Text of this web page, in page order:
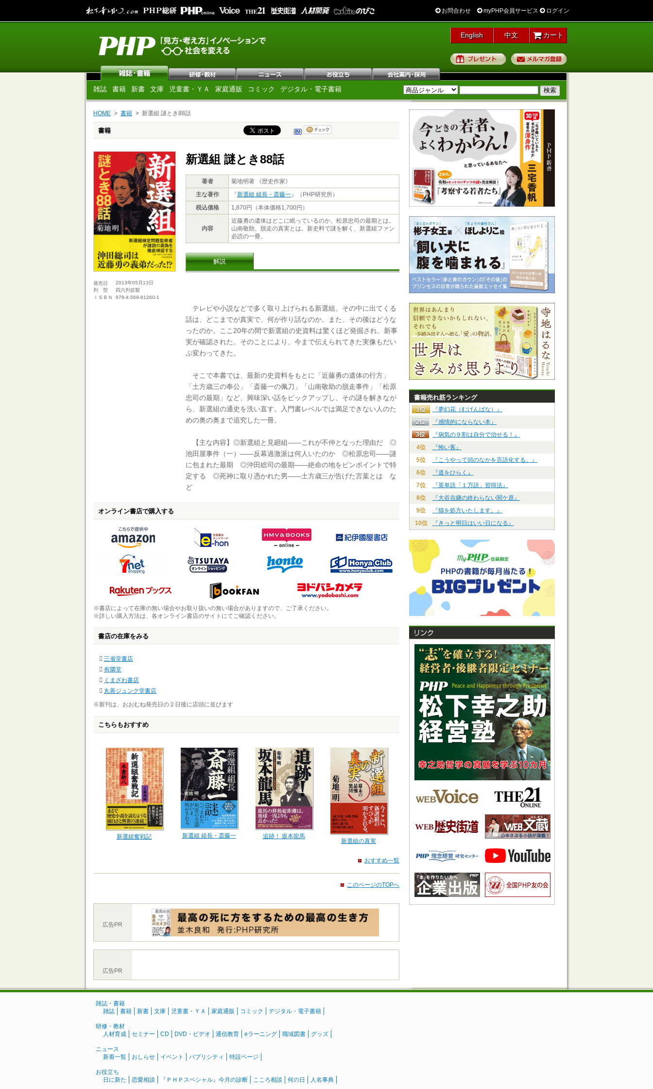
お問合わせ myPHP会員サービス ログイン
English 中文 カート
プレゼント
雑誌 書籍 新書 文庫 児童書・ＹＡ 家庭通販 コミック デジタル・電子書籍
HOME 書籍 新選組 謎とき88話
書籍
発売日
2013年05月13日
判 型
四六判並製
ＩＳＢＮ
978-4-569-81260-1
新選組 謎とき88話
著者
菊地明著 《歴史作家》
主な著作
『新選組 組長・斎藤一』（PHP研究所）
税込価格
1,870円（本体価格1,700円）
内容
近藤勇の遺体はどこに眠っているのか。松原忠司の最期とは。
山南敬助、脱走の真実とは。新史料で謎を解く、新選組ファン
必読の一冊。
解説
テレビや小説などで多く取り上げられる新選組。その中に出てくる
話は、どこまでが真実で、何が作り話なのか。また、その後はどうな
ったのか。ここ20年の間で新選組の史資料は驚くほど発掘され、新事
実が確認された。そのことにより、今まで伝えられてきた実像もだい
ぶ変わってきた。
そこで本書では、最新の史資料をもとに「近藤勇の遺体の行方」
「土方歳三の奉公」「斎藤一の佩刀」「山南敬助の脱走事件」「松原
忠司の最期」など、興味深い話をピックアップし、その謎を解きなが
ら、新選組の通史を洗い直す。入門書レベルでは満足できない人のた
めの奥の奥まで追究した一冊。
【主な内容】◎新選組と見廻組――これが不仲となった理由だ ◎
池田屋事件（一）――反幕過激派は何人いたのか ◎松原忠司――謎
に包まれた最期 ◎沖田総司の最期――絶命の地をピンポイントで特
定する ◎死神に取り憑かれた男――土方歳三が告げた言葉とは な
ど
オンライン書店で購入する
※書店によって在庫の無い場合やお取り扱いの無い場合がありますので、ご了承ください。
※詳しい購入方法は、各オンライン書店のサイトにてご確認ください。
書店の在庫をみる
三省堂書店
有隣堂
くまざわ書店
丸善ジュンク堂書店
※新刊は、おおむね発売日の２日後に店頭に並びます
こちらもおすすめ
新選組奮戦記 新選組 組長・斎藤一 追跡！ 坂本龍馬
新選組の真実
おすすめ一覧
このページのTOPへ
広告PR
広告PR
書籍売れ筋ランキング
『夢幻花（むげんばな）』
『感情的にならない本』
『病気の９割は自分で治せる！』
4位
『怖い客』
5位
『こうやって頭のなかを言語化する。』
6位
『道をひらく』
7位
『英単語「１万語」習得法』
8位
『大谷吉継の終わらない関ケ原』
9位
『猫を処方いたします。』
10位
『きっと明日はいい日になる』
雑誌・書籍
雑誌
書籍 新書 文庫 児童書・ＹＡ 家庭通販 コミック デジタル・電子書籍
研修・教材
人材育成
セミナー CD DVD・ビデオ 通信教育 eラーニング 職域図書 グッズ
ニュース
新着一覧
おしらせ イベント パブリシティ 特設ページ
お役立ち
日に新た
恋愛相談 『ＰＨＰスペシャル』今月の診断 こころ相談 何の日 人名事典